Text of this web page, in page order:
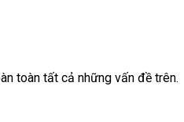
toàn tất cả những vấn đề trên.